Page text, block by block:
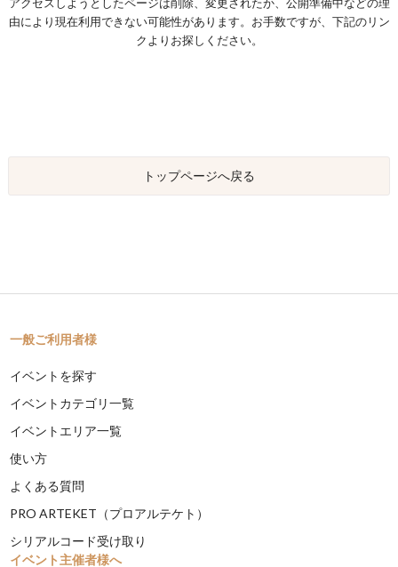
由により現在利用できない可能性があります。お手数ですが、下記のリン
クよりお探しください。
トップページへ戻る
一般ご利用者様
イベントを探す
イベントカテゴリ一覧
イベントエリア一覧
使い方
よくある質問
PRO ARTEKET（プロアルテケト）
シリアルコード受け取り
イベント主催者様へ